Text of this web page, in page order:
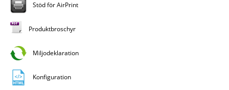
Stöd för AirPrint
Produktbroschyr
Miljodeklaration
Konfiguration